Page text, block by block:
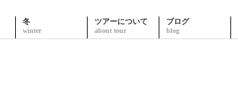
冬 ツアーについて ブログ